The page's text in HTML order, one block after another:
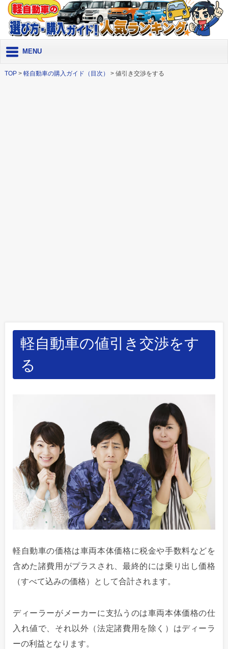
MENU
TOP> 軽自動車の購入ガイド（目次） > 値引き交渉をする
軽自動車の値引き交渉をす
る
軽自動車の価格は車両本体価格に税金や手数料などを
含めた諸費用がプラスされ、最終的には乗り出し価格
（すべて込みの価格）として合計されます。
ディーラーがメーカーに支払うのは車両本体価格の仕
入れ値で、それ以外（法定諸費用を除く）はディーラ
ーの利益となります。